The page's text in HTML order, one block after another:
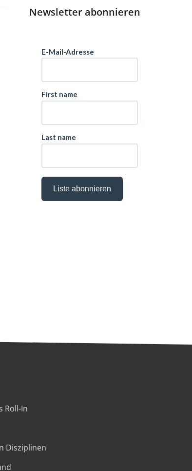
Newsletter abonnieren
Roll-In
Disziplinen